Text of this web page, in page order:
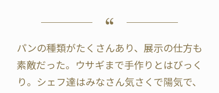
パンの種類がたくさんあり、展示の仕方も
素敵だった。ウサギまで手作りとはびっく
り。シェフ達はみなさん気さくで陽気で、